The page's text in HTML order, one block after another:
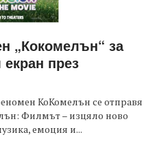
„Кокомелън“ за
през
КоКомелън се отправя
Филмът – изцяло ново
емоция и...